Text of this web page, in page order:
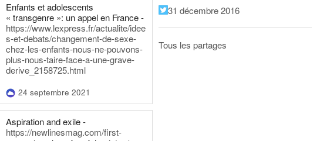
Enfants et adolescents
« transgenre »: un appel en France -
https://www.lexpress.fr/actualite/idee
s-et-debats/changement-de-sexe-
chez-les-enfants-nous-ne-pouvons-
plus-nous-taire-face-a-une-grave-
derive_2158725.html
24 septembre 2021
Aspiration and exile -
https://newlinesmag.com/first-
31 décembre 2016
Tous les partages